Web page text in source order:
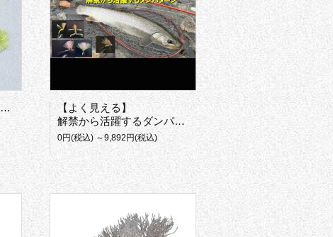
【よく見える】
解禁から活躍するダンパターン
0円(税込) ～9,892円(税込)